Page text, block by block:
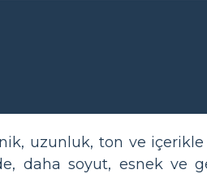
uzunluk, ton ve
daha soyut, esnek ve